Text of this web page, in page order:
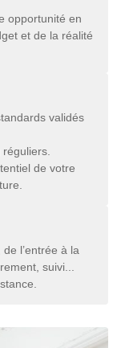
opportunité en
et de la réalité
validés
de votre
l’entrée à la
suivi...